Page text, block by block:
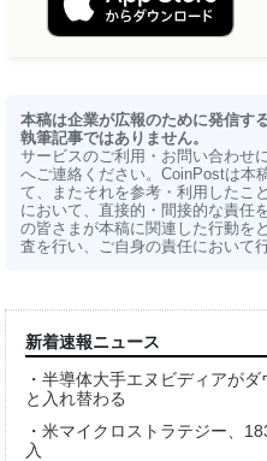
本稿は企業が広報のために発信す
執筆記事ではありません。
サービスのご利用・お問い合わせ
へご連絡ください。CoinPostは本
て、またそれを参考・利用したこ
において、直接的・間接的な責任
の皆さまが本稿に関連した行動を
査を行い、ご自身の責任において
新着速報ニュース
・半導体大手エヌビディアが
と入れ替わる
・米マイクロストラテジー、
入